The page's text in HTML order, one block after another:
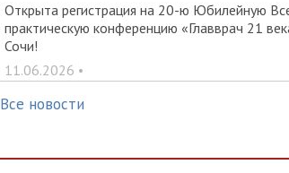
Открыта регистрация на 20-ю Юбилейную
практическую конференцию «Главврач 21
Сочи!
11.06.2026 •
Все новости